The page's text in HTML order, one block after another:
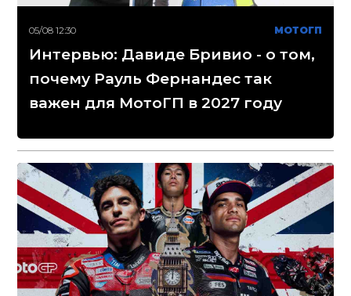
05/08 12:30 МОТОГП
Интервью: Давиде Бривио - о том,
почему Рауль Фернандес так
важен для МотоГП в 2027 году